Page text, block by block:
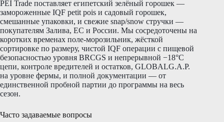
PEI Trade поставляет египетский зелёный горошек —
замороженные IQF petit pois и садовый горошек,
смешанные упаковки, и свежие snap/snow стручки —
покупателям Залива, ЕС и России. Мы сосредоточены на
коротких временах поле-морозильник, жёсткой
сортировке по размеру, чистой IQF операции с пищевой
безопасностью уровня BRCGS и непрерывной −18°C
цепи, контроле вредителей и остатков, GLOBALG.A.P.
на уровне фермы, и полной документации — от
единственной пробной партии до программы на весь
сезон.
Часто задаваемые вопросы